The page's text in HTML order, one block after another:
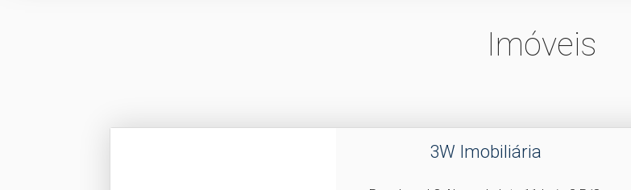
Imóveis
3W Imobiliária